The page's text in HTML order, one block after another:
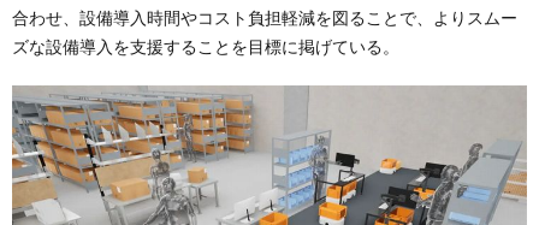
合わせ、設備導入時間やコスト負担軽減を図ることで、よりスムー
ズな設備導入を支援することを目標に掲げている。